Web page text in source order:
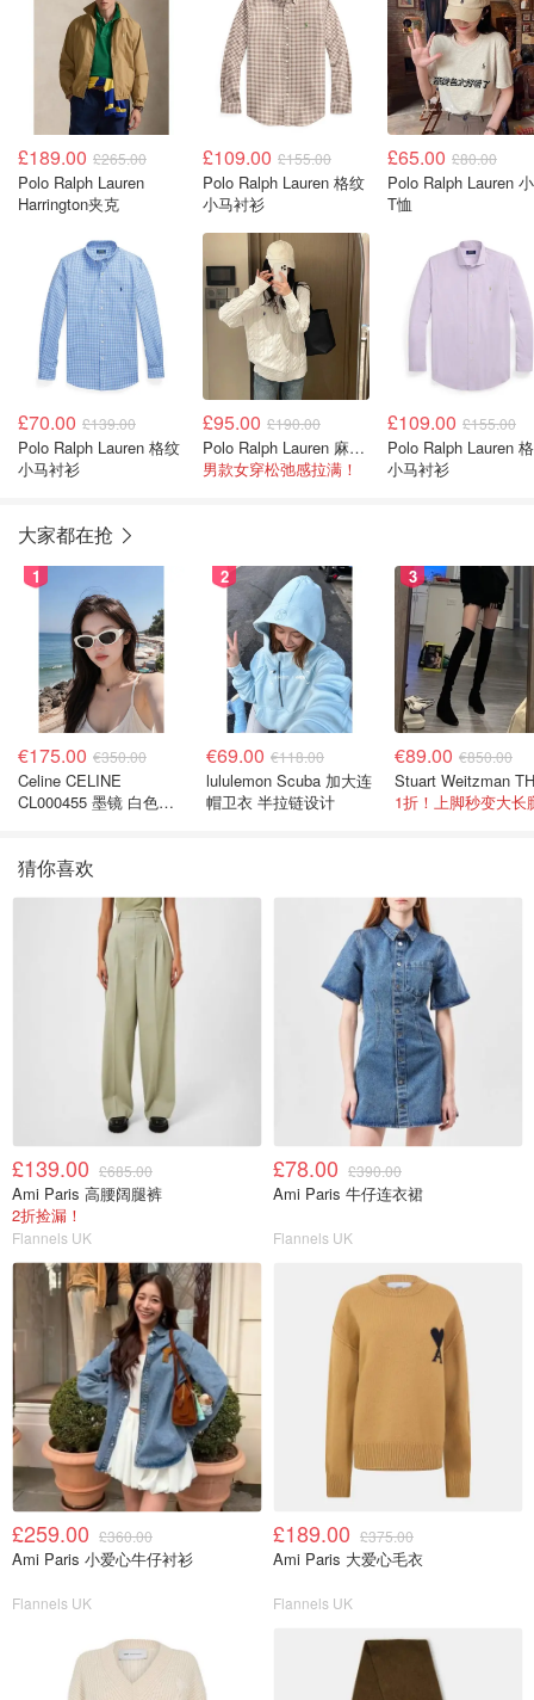
£189.00 £265.00
Polo Ralph Lauren
Harrington夹克
£109.00 £155.00
Polo Ralph Lauren 格纹
小马衬衫
£65.00 £80.00
Polo Ralph Lauren
T恤
£70.00 £139.00
Polo Ralph Lauren 格纹
小马衬衫
£95.00 £190.00
Polo Ralph Lauren 麻花毛衣
男款女穿松弛感拉满！
£109.00 £155.00
Polo Ralph Lauren
小马衬衫
大家都在抢
1
€175.00 €350.00
Celine CELINE
CL000455 墨镜 白色黑
2
€69.00 €118.00
lululemon Scuba 加大连
帽卫衣 半拉链设计
3
€89.00 €850.00
1折！上脚秒变大长
猜你喜欢
£139.00 £685.00
Ami Paris 高腰阔腿裤
2折捡漏！
Flannels UK
£78.00 £390.00
Ami Paris 牛仔连衣裙
Flannels UK
£259.00 £360.00
Ami Paris 小爱心牛仔衬衫
Flannels UK
£189.00 £375.00
Ami Paris 大爱心毛衣
Flannels UK